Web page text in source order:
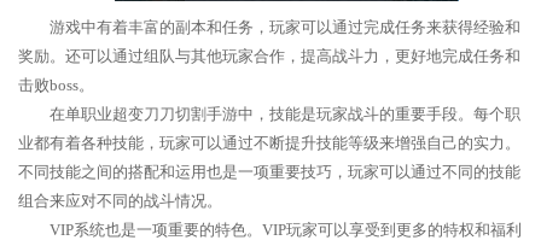
游戏中有着丰富的副本和任务，玩家可以通过完成任务来获得经验和
奖励。还可以通过组队与其他玩家合作，提高战斗力，更好地完成任务和
击败boss。
在单职业超变刀刀切割手游中，技能是玩家战斗的重要手段。每个职
业都有着各种技能，玩家可以通过不断提升技能等级来增强自己的实力。
不同技能之间的搭配和运用也是一项重要技巧，玩家可以通过不同的技能
组合来应对不同的战斗情况。
VIP系统也是一项重要的特色。VIP玩家可以享受到更多的特权和福利